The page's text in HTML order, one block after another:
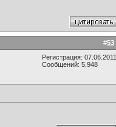
#53
Регистрация: 07.06.2011
Сообщений: 5,948